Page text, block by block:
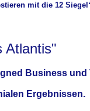
mit die 12
Atlantis"
Business und
Ergebnissen.